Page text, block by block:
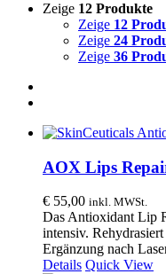
Zeige 12 Produkte
Zeige 12
Zeige 24
Zeige 36
AOX Lips
€ 55,00 inkl. MWSt.
Das Antioxidant Lip
intensiv.
Ergänzung nach
Details Quick View